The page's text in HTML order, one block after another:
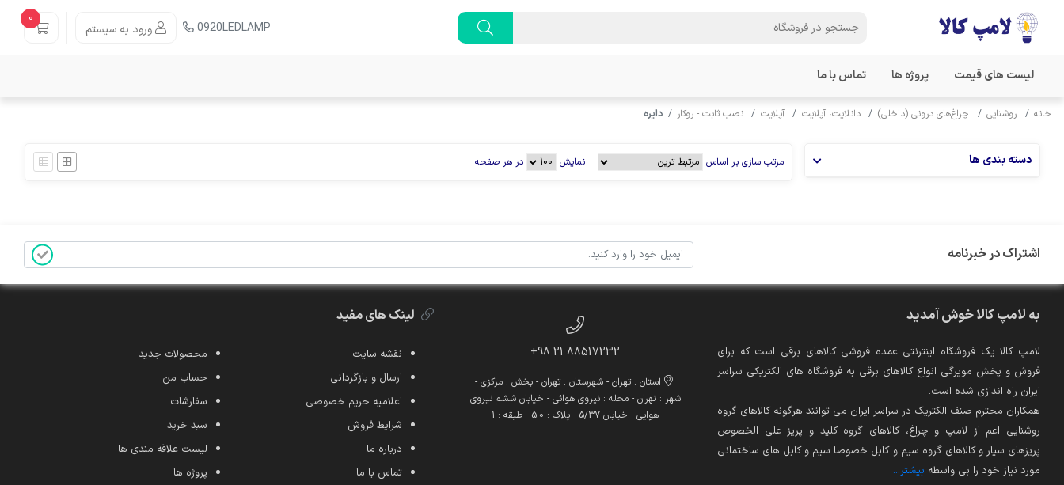
0920LEDLAMP ورود به سیستم
0
لیست های قیمت پروژه ها تماس با ما
خانه روشنایی چراغ‌های درونی (داخلی) دانلایت، آپلایت آپلایت نصب ثابت - روکار دایره
دسته بندی ها مرتب سازی بر اساس نمایش در هر صفحه
اشتراک در خبرنامه
به لامپ کالا خوش آمدید
لامپ کالا یک فروشگاه اینترنتی عمده فروشی کالاهای برقی است که برای
فروش و پخش مویرگی انواع کالاهای برقی به فروشگاه های الکتریکی سراسر
ایران راه اندازی شده است.
همکاران محترم صنف الکتریک در سراسر ایران می توانند هرگونه کالاهای گروه
روشنایی اعم از لامپ و چراغ، کالاهای گروه کلید و پریز علی الخصوص
پریزهای سیار و کالاهای گروه سیم و کابل خصوصا سیم و کابل های ساختمانی
مورد نیاز خود را بی واسطه بیشتر...
88517232 21 98+
استان : تهران - شهرستان : تهران - بخش : مرکزی -
شهر : تهران - محله : نیروی هوائی - خیابان ششم نیروی
هوایی - خیابان 5/37 - پلاک : 5.0 - طبقه : 1
لینک های مفید
نقشه سایت
ارسال و بازگردانی
اعلامیه حریم خصوصی
شرایط فروش
درباره ما
تماس با ما
محصولات جدید
حساب من
سفارشات
سبد خرید
لیست علاقه مندی ها
پروژه ها